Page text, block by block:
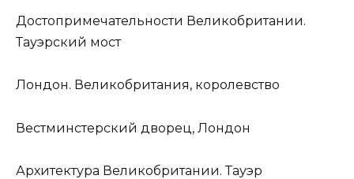
Достопримечательности Великобритании.
Тауэрский мост
Лондон. Великобритания, королевство
Вестминстерский дворец, Лондон
Архитектура Великобритании. Тауэр